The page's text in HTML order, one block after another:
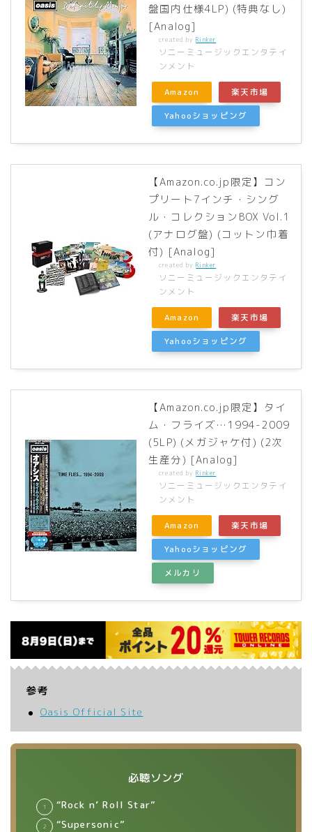
盤国内仕様4LP) (特典なし)
[Analog]
created byRinker
ソニーミュージックエンタテイ
ンメント
Amazon 楽天市場
Yahooショッピング
【Amazon.co.jp限定】コン
プリート7インチ・シング
ル・コレクションBOX Vol.1
(アナログ盤) (コットン巾着
付) [Analog]
created byRinker
ソニーミュージックエンタテイ
ンメント
Amazon 楽天市場
Yahooショッピング
【Amazon.co.jp限定】タイ
ム・フライズ…1994-2009
(5LP) (メガジャケ付) (2次
生産分) [Analog]
created byRinker
ソニーミュージックエンタテイ
ンメント
Amazon 楽天市場
Yahooショッピング
メルカリ
参考
Oasis Official Site
必聴ソング
“Rock n’ Roll Star”
“Supersonic”